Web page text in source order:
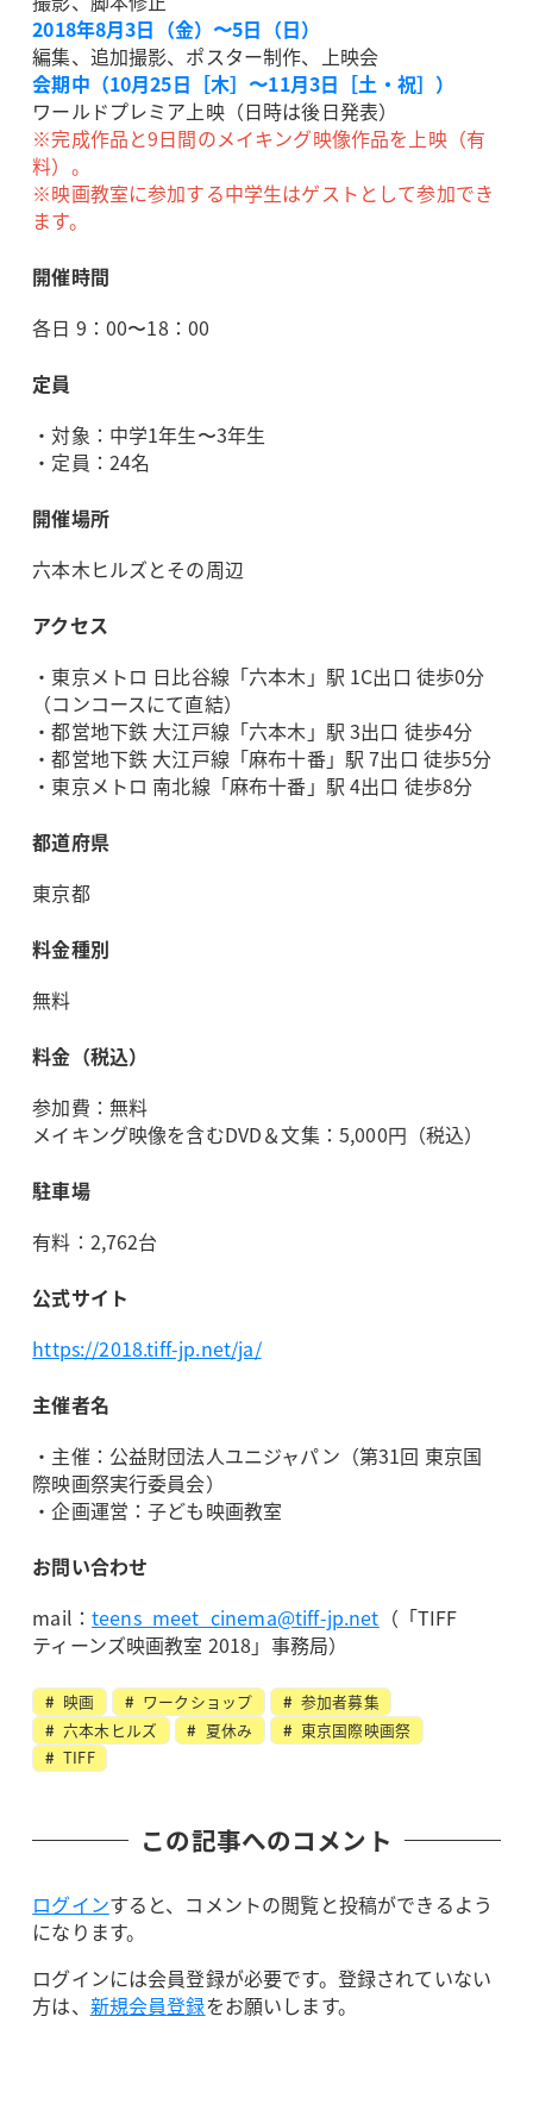
2018年8月3日（金）〜5日（日）
編集、追加撮影、ポスター制作、上映会
会期中（10月25日［木］〜11月3日［土・祝］）
ワールドプレミア上映（日時は後日発表）
※完成作品と9日間のメイキング映像作品を上映（有
料）。
※映画教室に参加する中学生はゲストとして参加でき
ます。
開催時間
各日 9：00〜18：00
定員
・対象：中学1年生〜3年生
・定員：24名
開催場所
六本木ヒルズとその周辺
アクセス
・東京メトロ 日比谷線「六本木」駅 1C出口 徒歩0分
（コンコースにて直結）
・都営地下鉄 大江戸線「六本木」駅 3出口 徒歩4分
・都営地下鉄 大江戸線「麻布十番」駅 7出口 徒歩5分
・東京メトロ 南北線「麻布十番」駅 4出口 徒歩8分
都道府県
東京都
料金種別
無料
料金（税込）
参加費：無料
メイキング映像を含むDVD＆文集：5,000円（税込）
駐車場
有料：2,762台
公式サイト
https://2018.tiff-jp.net/ja/
主催者名
・主催：公益財団法人ユニジャパン（第31回 東京国
際映画祭実行委員会）
・企画運営：子ども映画教室
お問い合わせ
mail： teens_meet_cinema@tiff-jp.net （「TIFF
ティーンズ映画教室 2018」事務局）
映画 ワークショップ
参加者募集
六本木ヒルズ
夏休み
東京国際映画祭
TIFF
この記事へのコメント
ログインすると、コメントの閲覧と投稿ができるよう
になります。
ログインには会員登録が必要です。登録されていない
方は、 新規会員登録をお願いします。